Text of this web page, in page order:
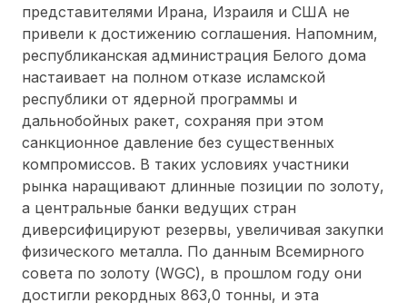
представителями Ирана, Израиля и США не
привели к достижению соглашения. Напомним,
республиканская администрация Белого дома
настаивает на полном отказе исламской
республики от ядерной программы и
дальнобойных ракет, сохраняя при этом
санкционное давление без существенных
компромиссов. В таких условиях участники
рынка наращивают длинные позиции по золоту,
а центральные банки ведущих стран
диверсифицируют резервы, увеличивая закупки
физического металла. По данным Всемирного
совета по золоту (WGC), в прошлом году они
достигли рекордных 863,0 тонны, и эта